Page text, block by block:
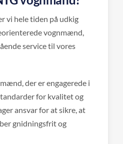
vi hele tiden på udkig
vognmænd,
service til vores
der er engagerede i
for kvalitet og
ansvar for at sikre, at
gnidningsfrit og